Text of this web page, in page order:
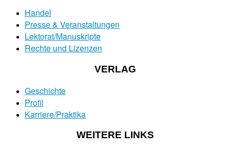
Handel
Presse & Veranstaltungen
Lektorat/Manuskripte
Rechte und Lizenzen
VERLAG
Geschichte
Profil
Karriere/Praktika
WEITERE LINKS